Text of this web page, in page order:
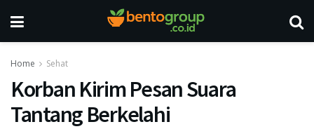
Home Sehat
Korban Kirim Pesan Suara
Tantang Berkelahi